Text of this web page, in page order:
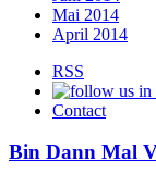
Mai 2014
April 2014
RSS
Contact
Bin Dann Mal